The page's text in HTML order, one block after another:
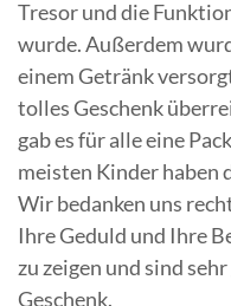
Tresor und die
wurde. Außerdem
einem Getränk
tolles Geschenk
gab es für alle eine
meisten Kinder haben
Wir bedanken uns
Ihre Geduld und Ihre
zu zeigen und sind
Geschenk.